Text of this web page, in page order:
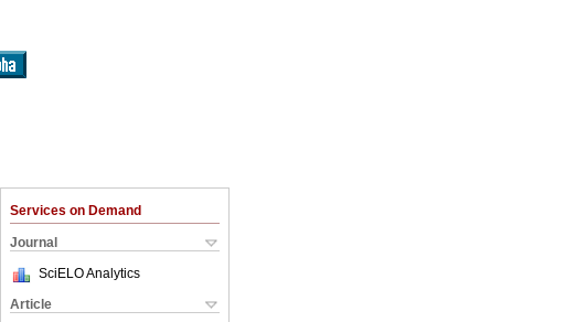
Services on Demand
Journal
SciELO Analytics
Article